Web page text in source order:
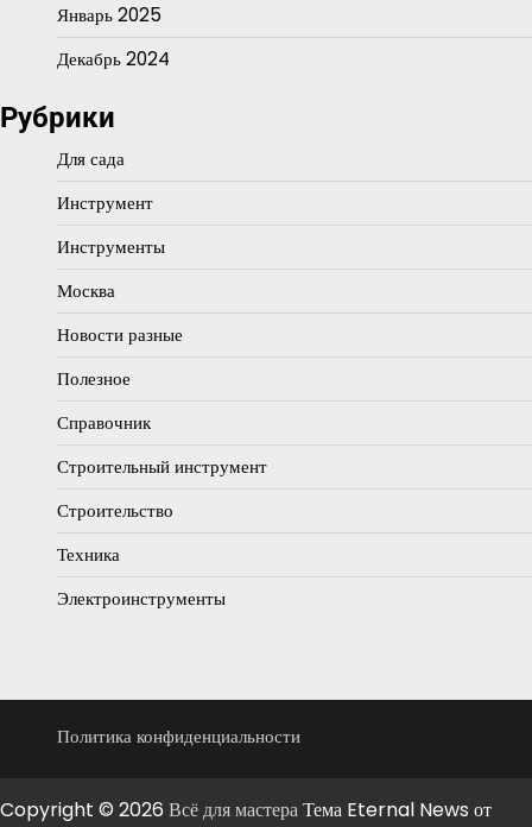
Январь 2025
Декабрь 2024
Рубрики
Для сада
Инструмент
Инструменты
Москва
Новости разные
Полезное
Справочник
Строительный инструмент
Строительство
Техника
Электроинструменты
Политика конфиденциальности
Copyright © 2026 Всё для мастераТема Eternal News от